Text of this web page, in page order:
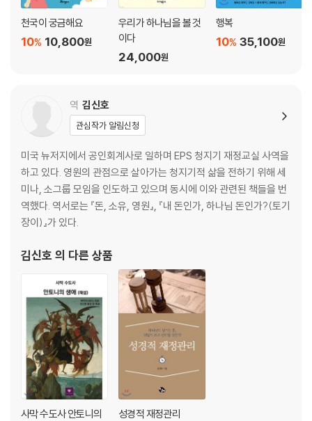
천국이 궁금해요
10,800원
10%
우리가 하나님을 볼 것
이다
24,000원
행복
35,100원
10%
역 김신호
관심작가 알림신청
미국 뉴저지에서 공인회계사로 일하며 EPS 청지기 재정교실 사역을
하고 있다. 영원의 관점으로 살아가는 청지기적 삶을 전하기 위해 세
미나, 소그룹 모임을 인도하고 있으며 동시에 이와 관련된 책들을 번
역했다. 역서로는 『돈, 소유, 영원』, 『내 돈인가, 하나님 돈인가?(토기
장이)』가 있다.
김신호 의 다른 상품
사막 수도사 안토니의
성경적 재정관리